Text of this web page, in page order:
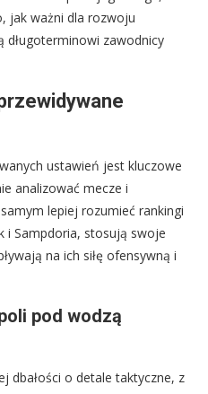
jak ważni dla rozwoju
zawodnicy
ustawień jest kluczowe
analizować mecze i
lepiej rozumieć rankingi
i Sampdoria, stosują swoje
na ich siłę ofensywną i
pod wodzą
dbałości o detale taktyczne, z